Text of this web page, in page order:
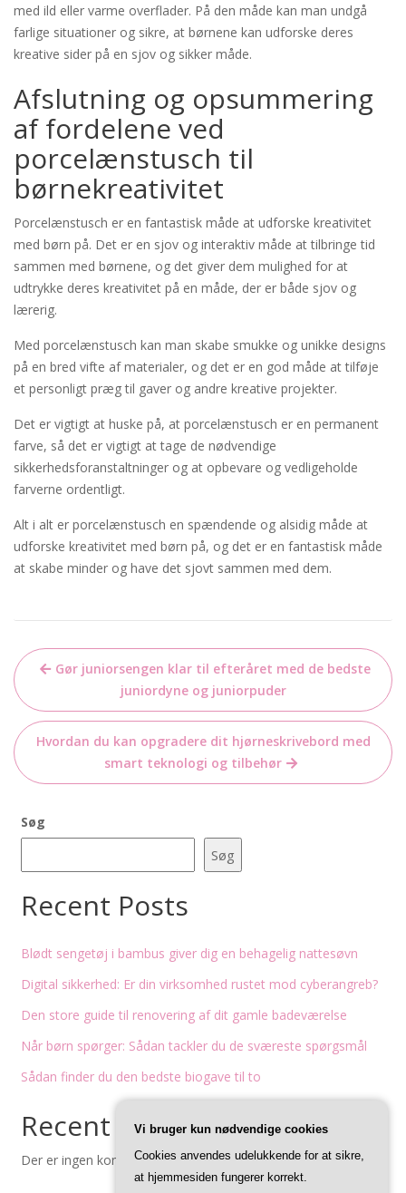
med ild eller varme overflader. På den måde kan man undgå
farlige situationer og sikre, at børnene kan udforske deres
kreative sider på en sjov og sikker måde.
Afslutning og opsummering
af fordelene ved
porcelænstusch til
børnekreativitet
Porcelænstusch er en fantastisk måde at udforske kreativitet
med børn på. Det er en sjov og interaktiv måde at tilbringe tid
sammen med børnene, og det giver dem mulighed for at
udtrykke deres kreativitet på en måde, der er både sjov og
lærerig.
Med porcelænstusch kan man skabe smukke og unikke designs
på en bred vifte af materialer, og det er en god måde at tilføje
et personligt præg til gaver og andre kreative projekter.
Det er vigtigt at huske på, at porcelænstusch er en permanent
farve, så det er vigtigt at tage de nødvendige
sikkerhedsforanstaltninger og at opbevare og vedligeholde
farverne ordentligt.
Alt i alt er porcelænstusch en spændende og alsidig måde at
udforske kreativitet med børn på, og det er en fantastisk måde
at skabe minder og have det sjovt sammen med dem.
Indlægsnavigation
Gør juniorsengen klar til efteråret med de bedste
juniordyne og juniorpuder
Hvordan du kan opgradere dit hjørneskrivebord med
smart teknologi og tilbehør
Søg
Søg
Recent Posts
Blødt sengetøj i bambus giver dig en behagelig nattesøvn
Digital sikkerhed: Er din virksomhed rustet mod cyberangreb?
Den store guide til renovering af dit gamle badeværelse
Når børn spørger: Sådan tackler du de sværeste spørgsmål
Sådan finder du den bedste biogave til to
Recent Comments
Der er ingen kommentarer at vise.
Vi bruger kun nødvendige cookies
Cookies anvendes udelukkende for at sikre,
at hjemmesiden fungerer korrekt.